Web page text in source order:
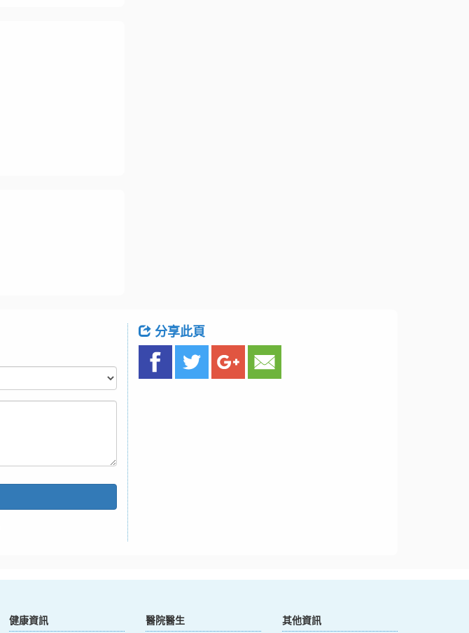
分享此頁
健康資訊 醫院醫生 其他資訊